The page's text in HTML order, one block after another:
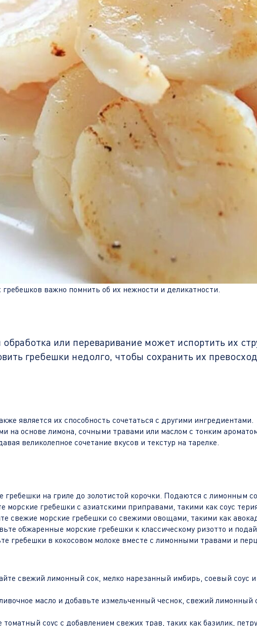
важно помнить об их нежности и деликатности.
или переваривание может испортить их
гребешки недолго, чтобы сохранить их
является их способность сочетаться с другими ингредиентами.
на основе лимона, сочными травами или маслом с тонким
великолепное сочетание вкусов и текстур на тарелке.
на гриле до золотистой корочки. Подаются с лимонным
морские гребешки с азиатскими приправами, такими как соус
свежие морские гребешки со свежими овощами, такими как
обжаренные морские гребешки к классическому ризотто и
гребешки в кокосовом молоке вместе с лимонными травами и
свежий лимонный сок, мелко нарезанный имбирь, соевый соус
масло и добавьте измельченный чеснок, свежий
соус с добавлением свежих трав, таких как базилик,